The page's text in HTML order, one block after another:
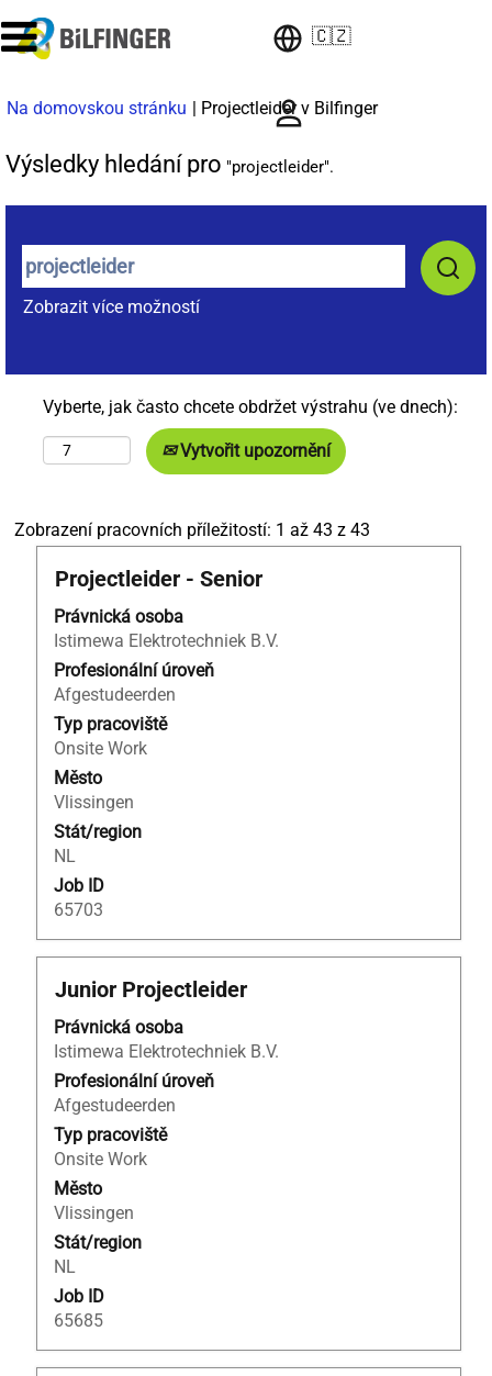
🇨🇿
Na domovskou stránku | Projectleider v Bilfinger(aktuální
Výsledky hledání pro "projectleider".
Zobrazit více možností
Vyberte, jak často chcete obdržet výstrahu (ve dnech):
Vytvořit upozornění
Zobrazení pracovních příležitostí: 1 až 43 z 43
hledání
v
seznamu
Titul
Projectleider - Senior
Právnická osoba
Istimewa Elektrotechniek B.V.
Profesionální úroveň
Afgestudeerden
Typ pracoviště
Onsite Work
Město
Vlissingen
Stát/region
NL
Job ID
65703
Vyberte
mezerníkem
zobrazení
veškerých
informací
o
profesi.
Titul
Junior Projectleider
Právnická osoba
Istimewa Elektrotechniek B.V.
Profesionální úroveň
Afgestudeerden
Typ pracoviště
Onsite Work
Město
Vlissingen
Stát/region
NL
Job ID
65685
Vyberte
zobrazení
veškerých
informací
o
profesi.